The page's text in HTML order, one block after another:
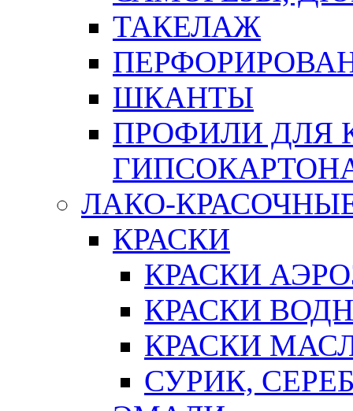
ТАКЕЛАЖ
ШКАНТЫ
ПРОФИЛИ ДЛЯ
ЛАКО-
КРАСКИ
КРАСКИ
КРАСКИ
КРАСКИ
СУРИК,